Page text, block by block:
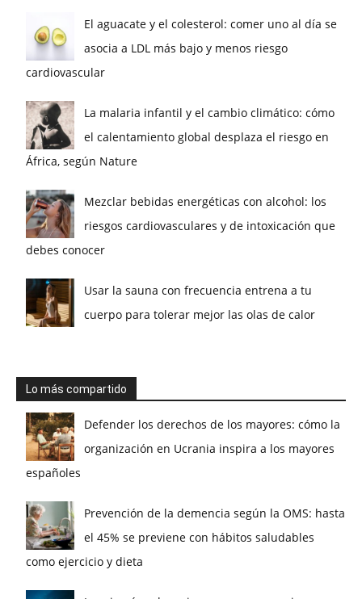
El aguacate y el colesterol: comer uno al día se
asocia a LDL más bajo y menos riesgo
cardiovascular
La malaria infantil y el cambio climático: cómo
el calentamiento global desplaza el riesgo en
África, según Nature
Mezclar bebidas energéticas con alcohol: los
riesgos cardiovasculares y de intoxicación que
debes conocer
Usar la sauna con frecuencia entrena a tu
cuerpo para tolerar mejor las olas de calor
Lo más compartido
Defender los derechos de los mayores: cómo la
organización en Ucrania inspira a los mayores
españoles
Prevención de la demencia según la OMS: hasta
el 45% se previene con hábitos saludables
como ejercicio y dieta